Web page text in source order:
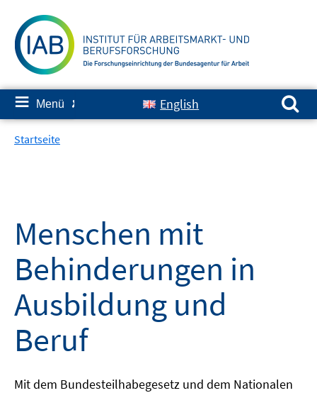
zum
Inhalt
≡ Menü ✘ English
Suchen nach:
Startseite
Menschen mit
Behinderungen in
Ausbildung und
Beruf
Mit dem Bundesteilhabegesetz und dem Nationalen